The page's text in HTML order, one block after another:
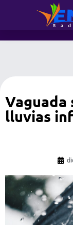
Vaguada
lluvias